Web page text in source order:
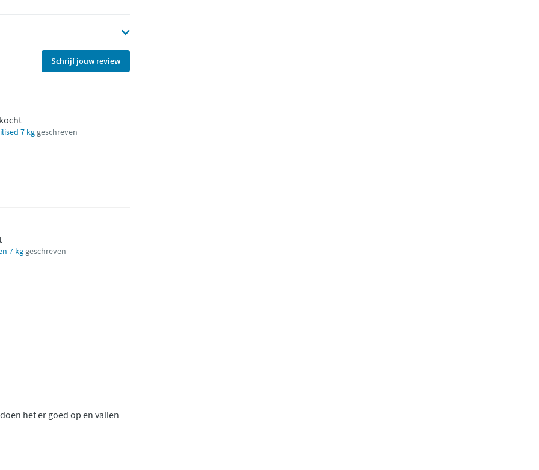
Schrijf jouw review
7 kg geschreven
7 kg geschreven
het er goed op en vallen